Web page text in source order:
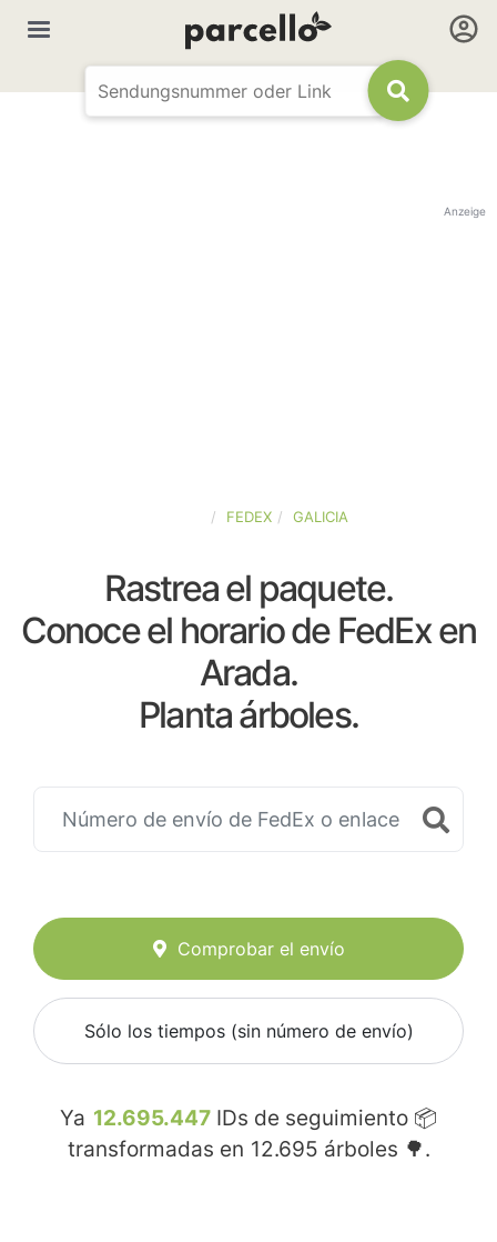
Anzeige
FEDEX GALICIA
Rastrea el paquete.
Conoce el horario de FedEx en
Arada.
Planta árboles.
Comprobar el envío
Sólo los tiempos (sin número de envío)
Ya 12.695.447 IDs de seguimiento 📦
transformadas en 12.695 árboles 🌳.